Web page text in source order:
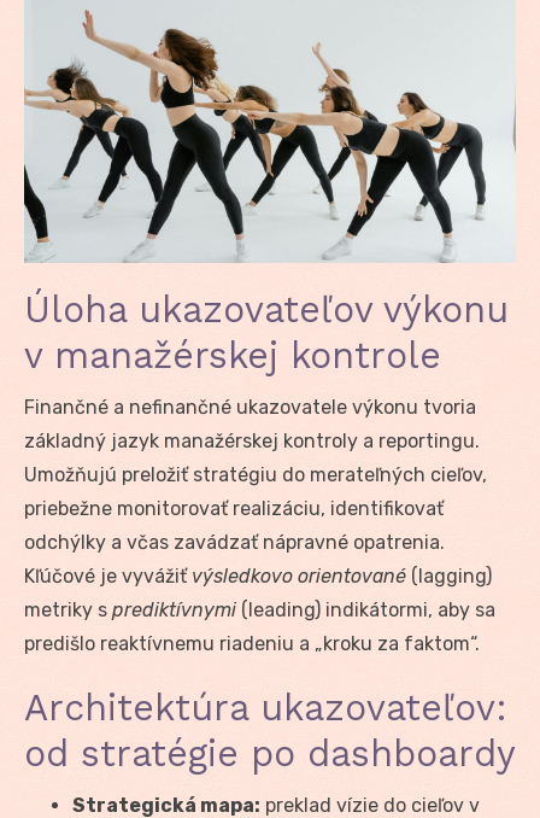
Úloha ukazovateľov výkonu
v manažérskej kontrole
Finančné a nefinančné ukazovatele výkonu tvoria
základný jazyk manažérskej kontroly a reportingu.
Umožňujú preložiť stratégiu do merateľných cieľov,
priebežne monitorovať realizáciu, identifikovať
odchýlky a včas zavádzať nápravné opatrenia.
Kľúčové je vyvážiť výsledkovo orientované (lagging)
metriky s prediktívnymi (leading) indikátormi, aby sa
predišlo reaktívnemu riadeniu a „kroku za faktom“.
Architektúra ukazovateľov:
od stratégie po dashboardy
Strategická mapa: preklad vízie do cieľov v